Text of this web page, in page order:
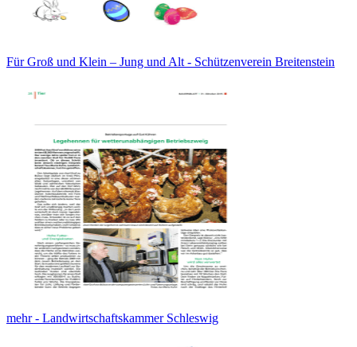
Für Groß und Klein – Jung und Alt - Schützenverein Breitenstein
mehr - Landwirtschaftskammer Schleswig